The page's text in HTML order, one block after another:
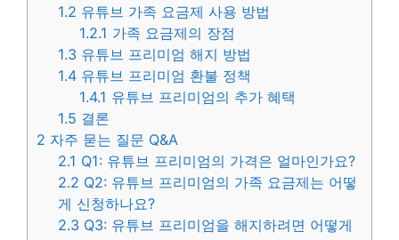
1.2 유튜브 가족 요금제 사용 방법
1.2.1 가족 요금제의 장점
1.3 유튜브 프리미엄 해지 방법
1.4 유튜브 프리미엄 환불 정책
1.4.1 유튜브 프리미엄의 추가 혜택
1.5 결론
2 자주 묻는 질문 Q&A
2.1 Q1: 유튜브 프리미엄의 가격은 얼마인가요?
2.2 Q2: 유튜브 프리미엄의 가족 요금제는 어떻
게 신청하나요?
2.3 Q3: 유튜브 프리미엄을 해지하려면 어떻게